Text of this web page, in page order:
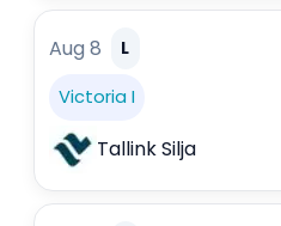
Aug 8 L
Victoria I
Tallink Silja